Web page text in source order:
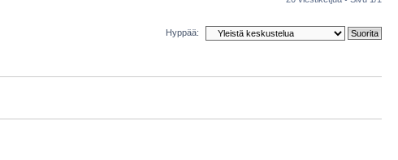
Hyppää: